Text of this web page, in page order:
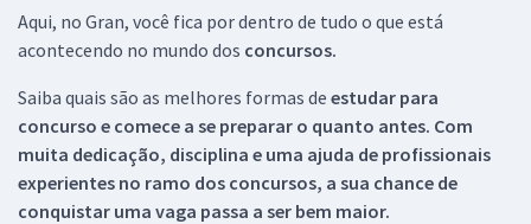
Aqui, no Gran, você fica por dentro de tudo o que está
acontecendo no mundo dos concursos.
Saiba quais são as melhores formas de estudar para
concurso e comece a se preparar o quanto antes. Com
muita dedicação, disciplina e uma ajuda de profissionais
experientes no ramo dos concursos, a sua chance de
conquistar uma vaga passa a ser bem maior.